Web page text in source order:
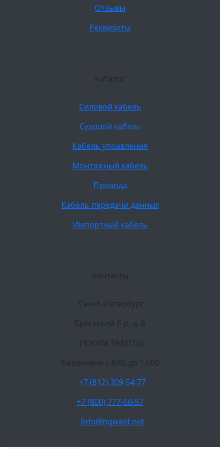
Отзывы
Реквизиты
Каталог
Силовой кабель
Судовой кабель
Кабель управления
Монтажный кабель
Провода
Кабель передачи данных
Импортный кабель
Контакты
Санкт-Петербург:
Брестский б-р, д. 8
РЕЖИМ РАБОТЫ:
Ежедневно c 8:00 до 17:00
+7 (812) 309-54-77
+7 (800) 777-60-57
Info@hgwest.net